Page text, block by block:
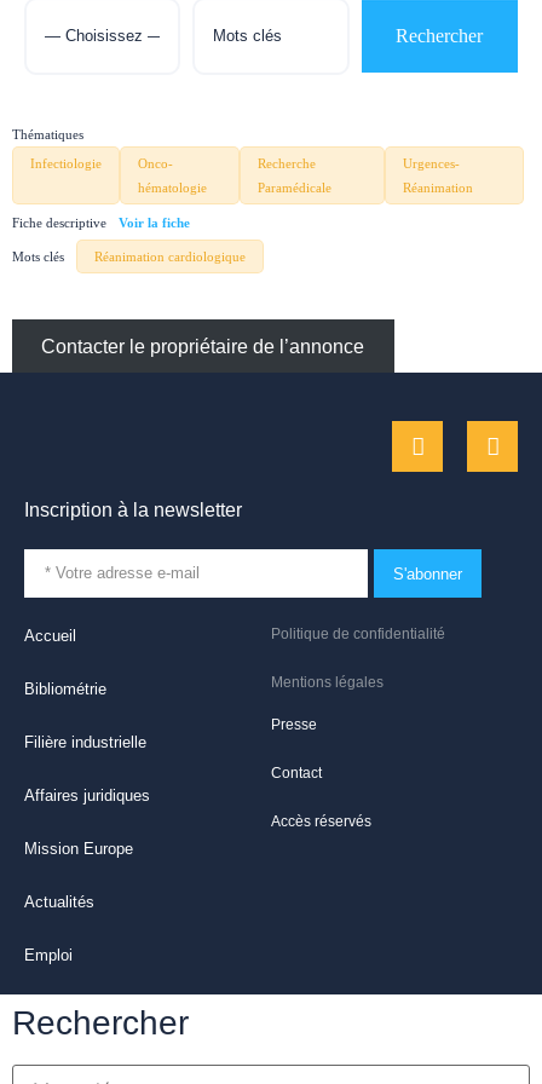
Thématiques
Infectiologie
Onco-
hématologie
Recherche
Paramédicale
Urgences-
Réanimation
Fiche descriptive
Mots clés Réanimation cardiologique
Contacter le propriétaire de l’annonce
Politique de confidentialité
Mentions légales
Presse
Contact
Accès réservés
Accueil
Bibliométrie
Filière industrielle
Affaires juridiques
Mission Europe
Actualités
Emploi
Inscription à la newsletter
S'abonner
Rechercher